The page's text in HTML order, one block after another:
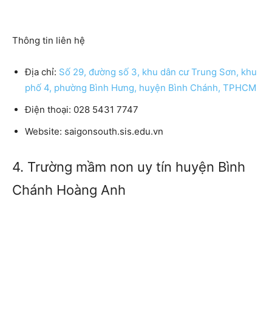
Thông tin liên hệ
Địa chỉ: Số 29, đường số 3, khu dân cư Trung Sơn, khu
phố 4, phường Bình Hưng, huyện Bình Chánh, TPHCM
Điện thoại: 028 5431 7747
Website: saigonsouth.sis.edu.vn
4. Trường mầm non uy tín huyện Bình
Chánh Hoàng Anh